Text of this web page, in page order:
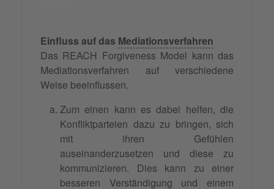
Einfluss auf das Mediationsverfahren
Das REACH Forgiveness Model kann das
Mediationsverfahren auf verschiedene
Weise beeinflussen.
Zum einen kann es dabei helfen, die
Konfliktparteien dazu zu bringen, sich
mit ihren Gefühlen
auseinanderzusetzen und diese zu
kommunizieren. Dies kann zu einer
besseren Verständigung und einem